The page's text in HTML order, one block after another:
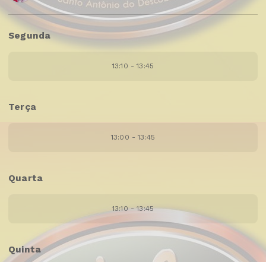
Segunda
13:10 - 13:45
Terça
13:00 - 13:45
Quarta
13:10 - 13:45
Quinta